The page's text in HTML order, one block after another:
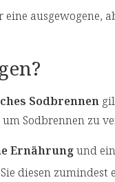
eine ausgewogene,
Sodbrennen
Sodbrennen zu
Ernährungund
diesen